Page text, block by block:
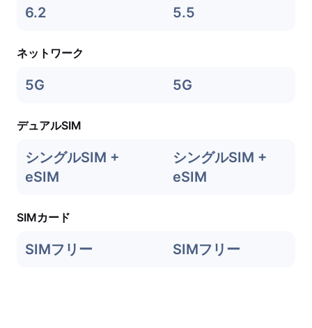
6.2 5.5
ネットワーク
5G 5G
デュアルSIM
シングルSIM +
eSIM
シングルSIM +
eSIM
SIMカード
SIMフリー SIMフリー